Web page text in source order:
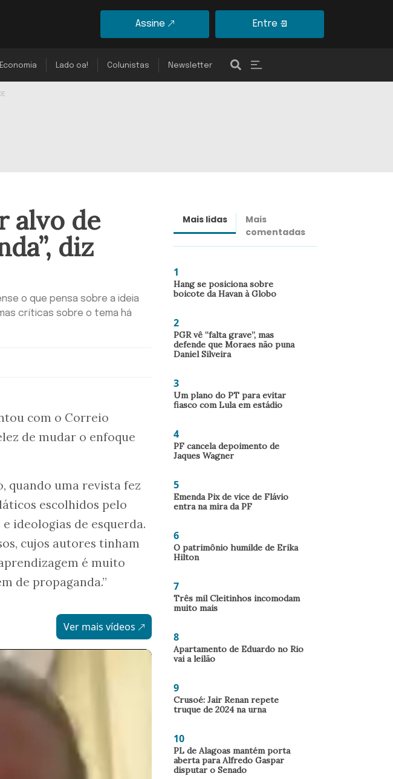
Assine Entre
Economia Lado oa! Colunistas Newsletter
alvo de
diz
o que pensa sobre a ideia
críticas sobre o tema há
com o Correio
de mudar o enfoque
quando uma revista fez
escolhidos pelo
ideologias de esquerda.
cujos autores tinham
é muito
de propaganda.”
Ver mais vídeos
Mais lidas
Mais
comentadas
1
Hang se posiciona sobre
boicote da Havan à Globo
2
PGR vê “falta grave”, mas
defende que Moraes não puna
Daniel Silveira
3
Um plano do PT para evitar
fiasco com Lula em estádio
4
PF cancela depoimento de
Jaques Wagner
5
Emenda Pix de vice de Flávio
entra na mira da PF
6
O patrimônio humilde de Erika
Hilton
7
Três mil Cleitinhos incomodam
muito mais
8
Apartamento de Eduardo no Rio
vai a leilão
9
Crusoé: Jair Renan repete
truque de 2024 na urna
10
PL de Alagoas mantém porta
aberta para Alfredo Gaspar
disputar o Senado